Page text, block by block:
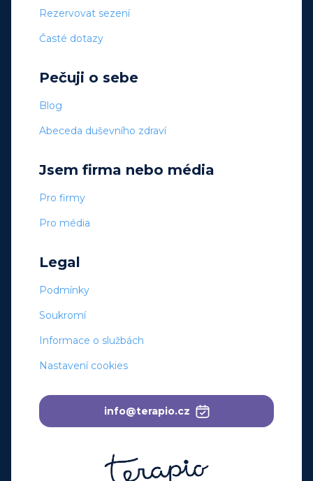
Rezervovat sezení
Časté dotazy
Pečuji o sebe
Blog
Abeceda duševního zdraví
Jsem firma nebo média
Pro firmy
Pro média
Legal
Podmínky
Soukromí
Informace o službách
Nastavení cookies
info@terapio.cz